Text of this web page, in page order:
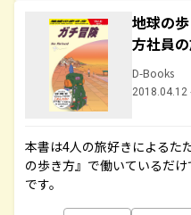
地球の
方社員
D-Books
2018.04.12
本書は4人の旅好きによるた
の歩き方』で働いているだ
です。